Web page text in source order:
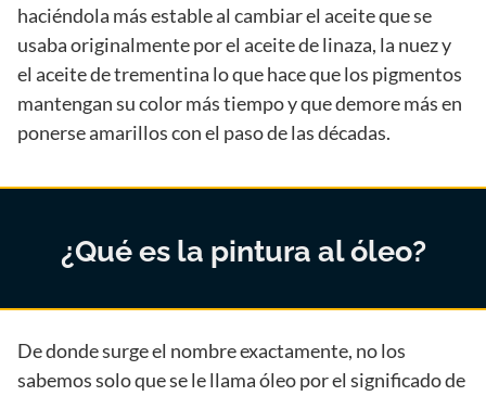
haciéndola más estable al cambiar el aceite que se
usaba originalmente por el aceite de linaza, la nuez y
el aceite de trementina lo que hace que los pigmentos
mantengan su color más tiempo y que demore más en
ponerse amarillos con el paso de las décadas.
¿Qué es la pintura al óleo?
De donde surge el nombre exactamente, no los
sabemos solo que se le llama óleo por el significado de